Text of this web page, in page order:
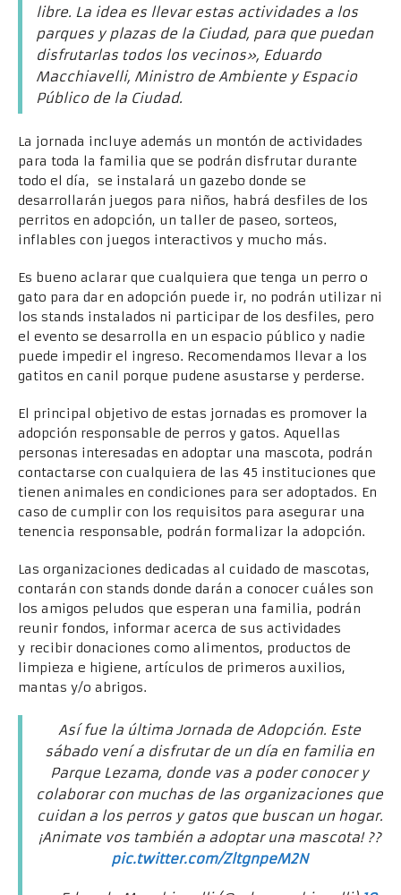
libre. La idea es llevar estas actividades a los
parques y plazas de la Ciudad, para que puedan
disfrutarlas todos los vecinos», Eduardo
Macchiavelli, Ministro de Ambiente y Espacio
Público de la Ciudad.
La jornada incluye además un montón de actividades
para toda la familia que se podrán disfrutar durante
todo el día, se instalará un gazebo donde se
desarrollarán juegos para niños, habrá desfiles de los
perritos en adopción, un taller de paseo, sorteos,
inflables con juegos interactivos y mucho más.
Es bueno aclarar que cualquiera que tenga un perro o
gato para dar en adopción puede ir, no podrán utilizar ni
los stands instalados ni participar de los desfiles, pero
el evento se desarrolla en un espacio público y nadie
puede impedir el ingreso. Recomendamos llevar a los
gatitos en canil porque pudene asustarse y perderse.
El principal objetivo de estas jornadas es promover la
adopción responsable de perros y gatos. Aquellas
personas interesadas en adoptar una mascota, podrán
contactarse con cualquiera de las 45 instituciones que
tienen animales en condiciones para ser adoptados. En
caso de cumplir con los requisitos para asegurar una
tenencia responsable, podrán formalizar la adopción.
Las organizaciones dedicadas al cuidado de mascotas,
contarán con stands donde darán a conocer cuáles son
los amigos peludos que esperan una familia, podrán
reunir fondos, informar acerca de sus actividades
y recibir donaciones como alimentos, productos de
limpieza e higiene, artículos de primeros auxilios,
mantas y/o abrigos.
Así fue la última Jornada de Adopción. Este
sábado vení a disfrutar de un día en familia en
Parque Lezama, donde vas a poder conocer y
colaborar con muchas de las organizaciones que
cuidan a los perros y gatos que buscan un hogar.
¡Animate vos también a adoptar una mascota! ??
pic.twitter.com/ZltgnpeM2N